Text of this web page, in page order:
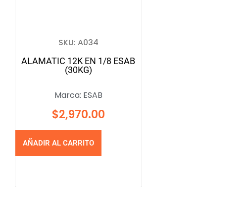
SKU: A034
ALAMATIC 12K EN 1/8 ESAB
(30KG)
Marca: ESAB
$2,970.00
AÑADIR AL CARRITO